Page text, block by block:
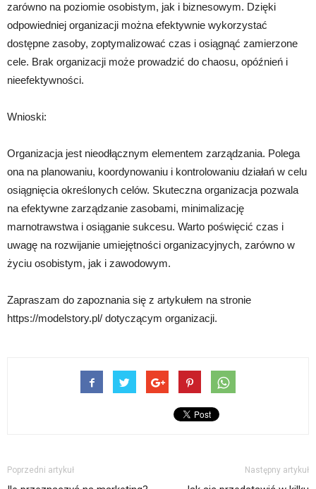
zarówno na poziomie osobistym, jak i biznesowym. Dzięki
odpowiedniej organizacji można efektywnie wykorzystać
dostępne zasoby, zoptymalizować czas i osiągnąć zamierzone
cele. Brak organizacji może prowadzić do chaosu, opóźnień i
nieefektywności.
Wnioski:
Organizacja jest nieodłącznym elementem zarządzania. Polega
ona na planowaniu, koordynowaniu i kontrolowaniu działań w celu
osiągnięcia określonych celów. Skuteczna organizacja pozwala
na efektywne zarządzanie zasobami, minimalizację
marnotrawstwa i osiąganie sukcesu. Warto poświęcić czas i
uwagę na rozwijanie umiejętności organizacyjnych, zarówno w
życiu osobistym, jak i zawodowym.
Zapraszam do zapoznania się z artykułem na stronie
https://modelstory.pl/ dotyczącym organizacji.
Poprzedni artykuł Następny artykuł